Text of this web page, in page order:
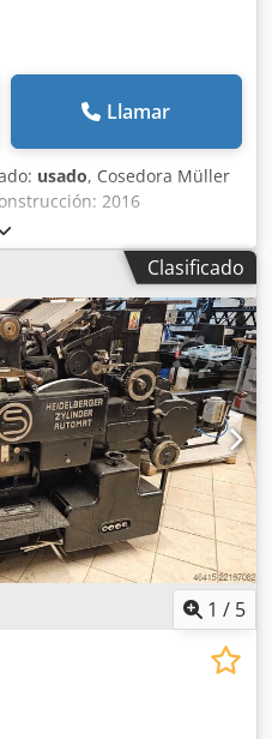
Llamar
usado, Cosedora Müller
2016
pantalla táctil - Ajuste
óptico de imágenes: ASIR
- Separador de bloques
Aa Terf - Venturi Air
Clasificado
1 / 5